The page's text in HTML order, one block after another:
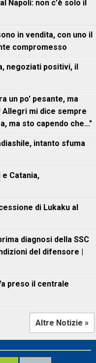
Napoli: non c'è solo il
in vendita, con uno il
compromesso
negoziati positivi, il
un po' pesante, ma
mi dice sempre
ma sto capendo che..."
intanto sfuma
e Catania,
di Lukaku al
diagnosi della SSC
del difensore |
preso il centrale
Altre Notizie »